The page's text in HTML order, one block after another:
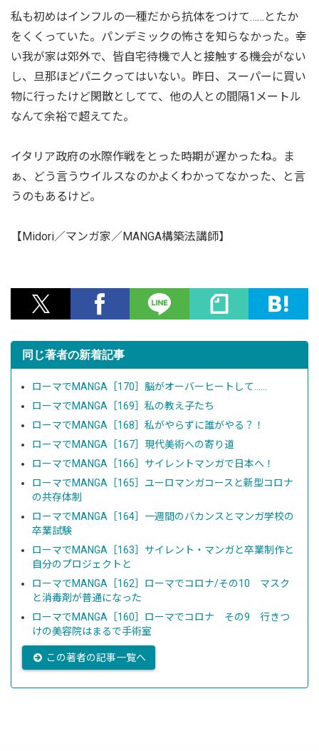
私も初めはインフルの一種だから抗体をつけて……とたか
をくくっていた。パンデミックの怖さを知らなかった。幸
い我が家は郊外で、皆自宅待機で人と接触する機会がない
し、旦那ほどパニクってはいない。昨日、スーパーに買い
物に行ったけど閑散としてて、他の人との間隔1メートル
なんて余裕で超えてた。
イタリア政府の水際作戦をとった時期が遅かったね。ま
ぁ、どう言うウイルスなのかよくわかってなかった、と言
うのもあるけど。
【Midori／マンガ家／MANGA構築法講師】
同じ著者の新着記事
ローマでMANGA［170］脳がオーバーヒートして……
ローマでMANGA［169］私の教え子たち
ローマでMANGA［168］私がやらずに誰がやる？！
ローマでMANGA［167］現代美術への寄り道
ローマでMANGA［166］サイレントマンガで日本へ！
ローマでMANGA［165］ユーロマンガコースと新型コロナ
の共存体制
ローマでMANGA［164］一週間のバカンスとマンガ学校の
卒業試験
ローマでMANGA［163］サイレント・マンガと卒業制作と
自分のプロジェクトと
ローマでMANGA［162］ローマでコロナ/その10 マスク
と消毒剤が普通になった
ローマでMANGA［160］ローマでコロナ その9 行きつ
けの美容院はまるで手術室
この著者の記事一覧へ